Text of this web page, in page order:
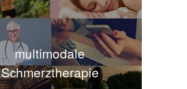
multimodale
Schmerztherapie